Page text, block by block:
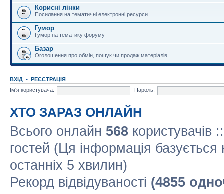
Корисні лінки
Посилання на тематичні електронні ресурси
Гумор
Гумор на тематику форуму
Базар
Оголошення про обмін, пошук чи продаж матеріалів
ВХІД • РЕЄСТРАЦІЯ
Ім'я користувача:
Пароль:
ХТО ЗАРАЗ ОНЛАЙН
Всього онлайн 568 користувачів
гостей (Ця інформація базується
останніх 5 хвилин)
Рекорд відвідуваності (4855